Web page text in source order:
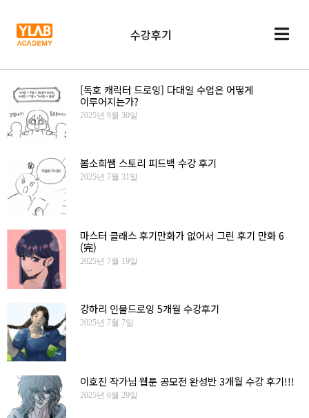
수강후기
[독호 캐릭터 드로잉] 다대일 수업은 어떻게
이루어지는가?
2025년 9월 30일
봄소희쌤 스토리 피드백 수강 후기
2025년 7월 31일
마스터 클래스 후기만화가 없어서 그린 후기 만화 6
(完)
2025년 7월 19일
강하리 인물드로잉 5개월 수강후기
2025년 7월 7일
이호진 작가님 웹툰 공모전 완성반 3개월 수강 후기!!!
2025년 6월 29일